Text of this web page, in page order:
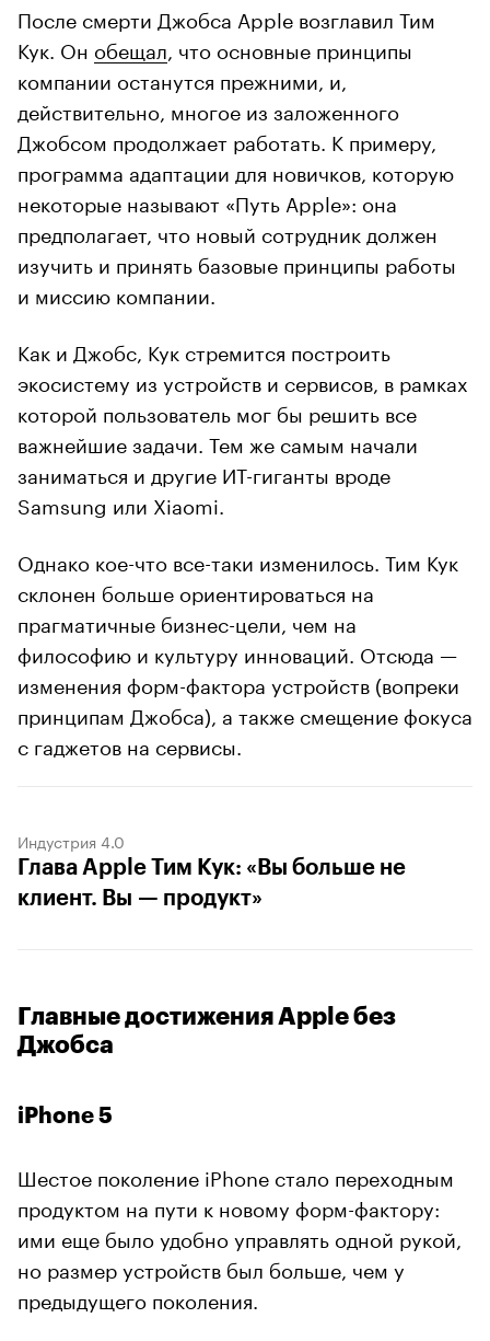
После смерти Джобса Apple возглавил Тим
Кук. Он обещал , что основные принципы
компании останутся прежними, и,
действительно, многое из заложенного
Джобсом продолжает работать. К примеру,
программа адаптации для новичков, которую
некоторые называют «Путь Apple»: она
предполагает, что новый сотрудник должен
изучить и принять базовые принципы работы
и миссию компании.
Как и Джобс, Кук стремится построить
экосистему из устройств и сервисов, в рамках
которой пользователь мог бы решить все
важнейшие задачи. Тем же самым начали
заниматься и другие ИТ-гиганты вроде
Samsung или Xiaomi.
Однако кое-что все-таки изменилось. Тим Кук
склонен больше ориентироваться на
прагматичные бизнес-цели, чем на
философию и культуру инноваций. Отсюда —
изменения форм-фактора устройств (вопреки
принципам Джобса), а также смещение фокуса
с гаджетов на сервисы.
Индустрия 4.0
Глава Apple Тим Кук: «Вы больше не
клиент. Вы — продукт»
Главные достижения Apple без
Джобса
iPhone 5
Шестое поколение iPhone стало переходным
продуктом на пути к новому форм-фактору:
ими еще было удобно управлять одной рукой,
но размер устройств был больше, чем у
предыдущего поколения.